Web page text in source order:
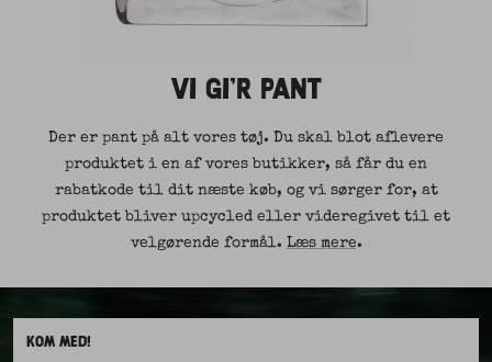
VI GI'R PANT
Der er pant på alt vores tøj. Du skal blot aflevere
produktet i en af vores butikker, så får du en
rabatkode til dit næste køb, og vi sørger for, at
produktet bliver upcycled eller videregivet til et
velgørende formål. Læs mere.
KOM MED!